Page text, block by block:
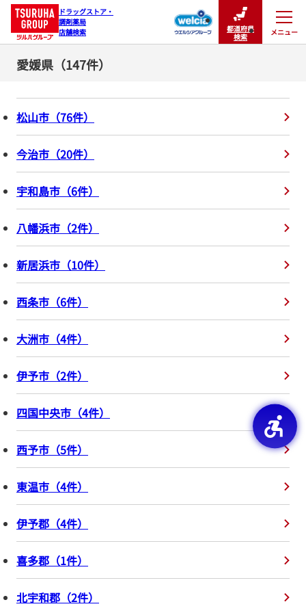
ドラッグストア・
調剤薬局
店舗検索
都道府県
検索
メニュー
閉じる
愛媛県（147件）
松山市 （76件）
今治市 （20件）
宇和島市 （6件）
八幡浜市 （2件）
新居浜市 （10件）
西条市 （6件）
大洲市 （4件）
伊予市 （2件）
四国中央市 （4件）
西予市 （5件）
東温市 （4件）
伊予郡 （4件）
喜多郡 （1件）
北宇和郡 （2件）